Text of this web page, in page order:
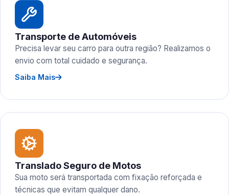
Transporte de Automóveis
Precisa levar seu carro para outra região? Realizamos o
envio com total cuidado e segurança.
Saiba Mais
Translado Seguro de Motos
Sua moto será transportada com fixação reforçada e
técnicas que evitam qualquer dano.